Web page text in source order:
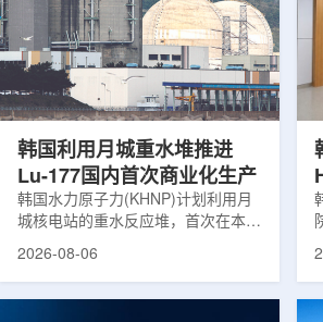
韩国利用月城重水堆推进
Lu-177国内首次商业化生产
韩国水力原子力(KHNP)计划利用月
城核电站的重水反应堆，首次在本土
生产用于癌症治疗的放射性同位素
2026-08-06